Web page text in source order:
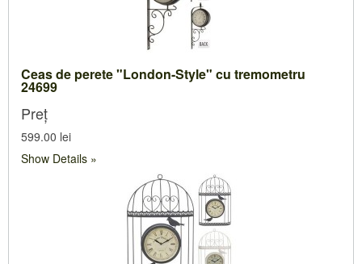
Ceas de perete "London-Style" cu tremometru
24699
Preț
599.00 lei
Show Details